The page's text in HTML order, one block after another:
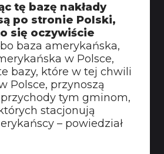
tę bazę nakłady
po stronie Polski,
się oczywiście
baza amerykańska,
w Polsce,
bazy, które w tej chwili
Polsce, przynoszą
tym gminom,
stacjonują
– powiedział